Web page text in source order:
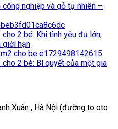
nghiệp và gỗ tự nhiên –
2 bé: Khi tình yêu đủ lớn,
giới hạn
2 bé: Bí quyết của một gia
Xuân , Hà Nội (đường to oto